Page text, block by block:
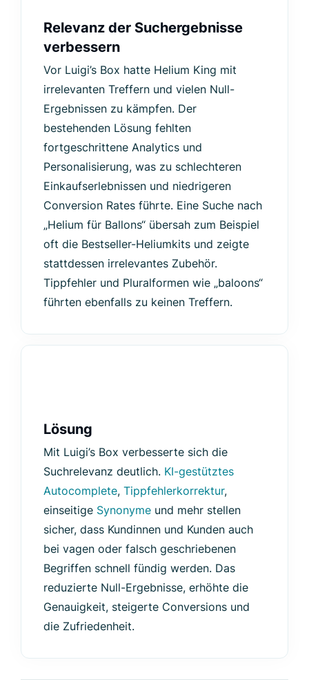
Relevanz der Suchergebnisse
verbessern
Vor Luigi’s Box hatte Helium King mit
irrelevanten Treffern und vielen Null-
Ergebnissen zu kämpfen. Der
bestehenden Lösung fehlten
fortgeschrittene Analytics und
Personalisierung, was zu schlechteren
Einkaufserlebnissen und niedrigeren
Conversion Rates führte. Eine Suche nach
„Helium für Ballons“ übersah zum Beispiel
oft die Bestseller-Heliumkits und zeigte
stattdessen irrelevantes Zubehör.
Tippfehler und Pluralformen wie „baloons“
führten ebenfalls zu keinen Treffern.
Lösung
Mit Luigi’s Box verbesserte sich die
Suchrelevanz deutlich. KI-gestütztes
Autocomplete, Tippfehlerkorrektur,
einseitige Synonyme und mehr stellen
sicher, dass Kundinnen und Kunden auch
bei vagen oder falsch geschriebenen
Begriffen schnell fündig werden. Das
reduzierte Null-Ergebnisse, erhöhte die
Genauigkeit, steigerte Conversions und
die Zufriedenheit.